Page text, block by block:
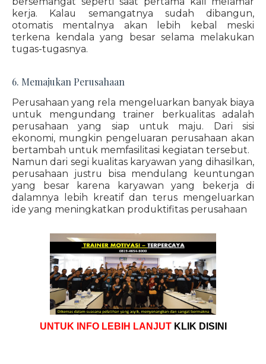
kerja. Kalau semangatnya sudah dibangun,
otomatis mentalnya akan lebih kebal meski
terkena kendala yang besar selama melakukan
tugas-tugasnya.
6. Memajukan Perusahaan
Perusahaan yang rela mengeluarkan banyak biaya
untuk mengundang trainer berkualitas adalah
perusahaan yang siap untuk maju. Dari sisi
ekonomi, mungkin pengeluaran perusahaan akan
bertambah untuk memfasilitasi kegiatan tersebut.
Namun dari segi kualitas karyawan yang dihasilkan,
perusahaan justru bisa mendulang keuntungan
yang besar karena karyawan yang bekerja di
dalamnya lebih kreatif dan terus mengeluarkan
ide yang meningkatkan produktifitas perusahaan
UNTUK INFO LEBIH LANJUT KLIK DISINI